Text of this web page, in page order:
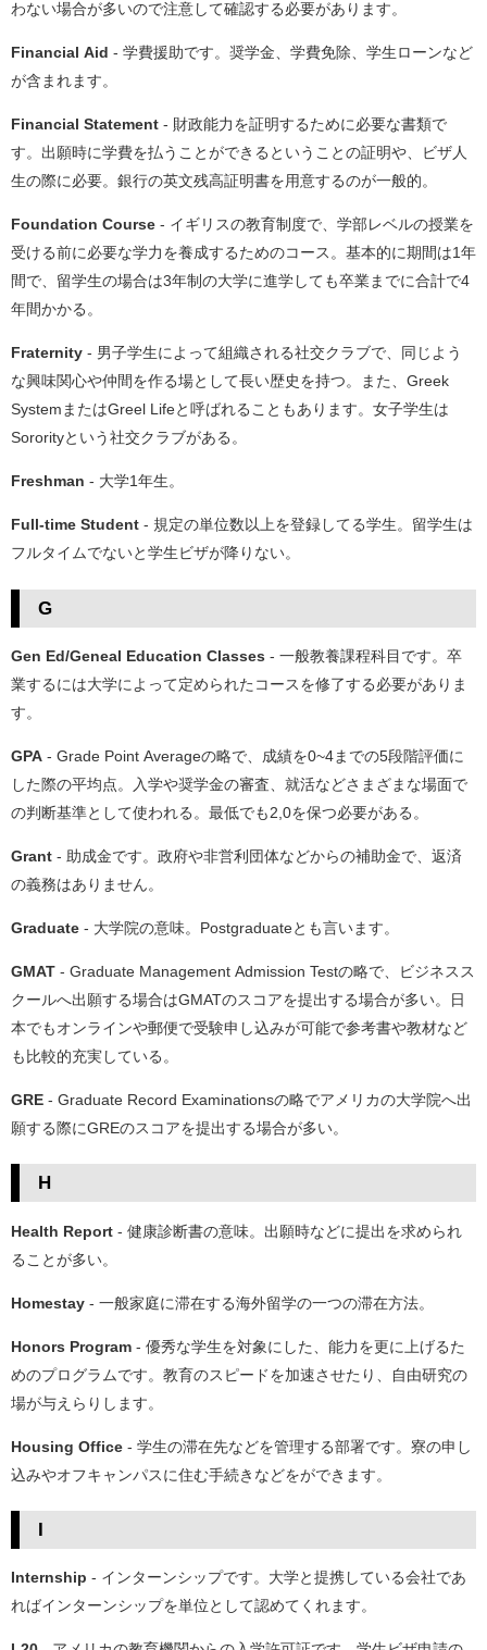
わない場合が多いので注意して確認する必要があります。
Financial Aid - 学費援助です。奨学金、学費免除、学生ローンなど
が含まれます。
Financial Statement - 財政能力を証明するために必要な書類で
す。出願時に学費を払うことができるということの証明や、ビザ人
生の際に必要。銀行の英文残高証明書を用意するのが一般的。
Foundation Course - イギリスの教育制度で、学部レベルの授業を
受ける前に必要な学力を養成するためのコース。基本的に期間は1年
間で、留学生の場合は3年制の大学に進学しても卒業までに合計で4
年間かかる。
Fraternity - 男子学生によって組織される社交クラブで、同じよう
な興味関心や仲間を作る場として長い歴史を持つ。また、Greek
SystemまたはGreel Lifeと呼ばれることもあります。女子学生は
Sororityという社交クラブがある。
Freshman - 大学1年生。
Full-time Student - 規定の単位数以上を登録してる学生。留学生は
フルタイムでないと学生ビザが降りない。
G
Gen Ed/Geneal Education Classes - 一般教養課程科目です。卒
業するには大学によって定められたコースを修了する必要がありま
す。
GPA - Grade Point Averageの略で、成績を0~4までの5段階評価に
した際の平均点。入学や奨学金の審査、就活などさまざまな場面で
の判断基準として使われる。最低でも2,0を保つ必要がある。
Grant - 助成金です。政府や非営利団体などからの補助金で、返済
の義務はありません。
Graduate - 大学院の意味。Postgraduateとも言います。
GMAT - Graduate Management Admission Testの略で、ビジネスス
クールへ出願する場合はGMATのスコアを提出する場合が多い。日
本でもオンラインや郵便で受験申し込みが可能で参考書や教材など
も比較的充実している。
GRE - Graduate Record Examinationsの略でアメリカの大学院へ出
願する際にGREのスコアを提出する場合が多い。
H
Health Report - 健康診断書の意味。出願時などに提出を求められ
ることが多い。
Homestay - 一般家庭に滞在する海外留学の一つの滞在方法。
Honors Program - 優秀な学生を対象にした、能力を更に上げるた
めのプログラムです。教育のスピードを加速させたり、自由研究の
場が与えらりします。
Housing Office - 学生の滞在先などを管理する部署です。寮の申し
込みやオフキャンパスに住む手続きなどをができます。
Internship - インターンシップです。大学と提携している会社であ
ればインターンシップを単位として認めてくれます。